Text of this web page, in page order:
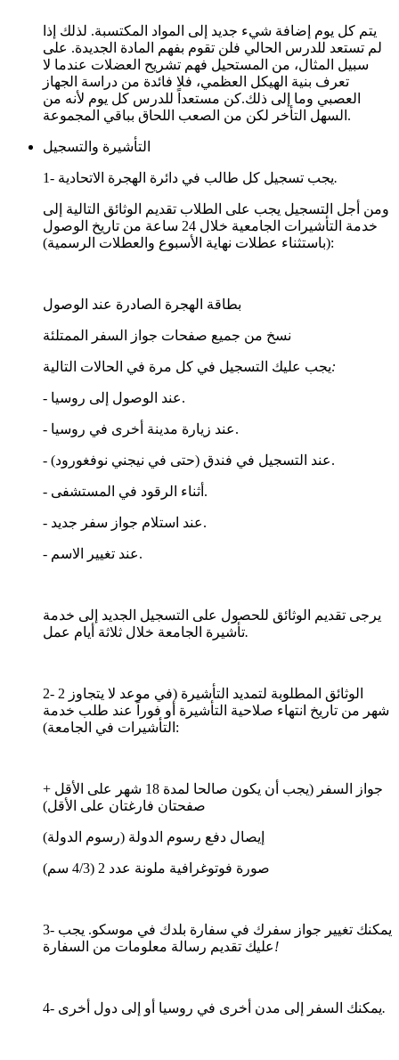
يتم كل يوم إضافة شيء جديد إلى المواد المكتسبة. لذلك إذا
لم تستعد للدرس الحالي فلن تقوم بفهم المادة الجديدة. على
سبيل المثال، من المستحيل فهم تشريح العضلات عندما لا
تعرف بنية الهيكل العظمي، فلا فائدة من دراسة الجهاز
العصبي وما إلى ذلك.كن مستعداً للدرس كل يوم لأنه من
السهل التأخر لكن من الصعب اللحاق بباقي المجموعة.
التأشيرة والتسجيل
1- يجب تسجيل كل طالب في دائرة الهجرة الاتحادية.
ومن أجل التسجيل يجب على الطلاب تقديم الوثائق التالية إلى
خدمة التأشيرات الجامعية خلال 24 ساعة من تاريخ الوصول
(باستثناء عطلات نهاية الأسبوع والعطلات الرسمية):
بطاقة الهجرة الصادرة عند الوصول
نسخ من جميع صفحات جواز السفر الممتلئة
يجب عليك التسجيل في كل مرة في الحالات التالية:
- عند الوصول إلى روسيا.
- عند زيارة مدينة أخرى في روسيا.
- عند التسجيل في فندق (حتى في نيجني نوفغورود).
- أثناء الرقود في المستشفى.
- عند استلام جواز سفر جديد.
- عند تغيير الاسم.
يرجى تقديم الوثائق للحصول على التسجيل الجديد إلى خدمة
تأشيرة الجامعة خلال ثلاثة أيام عمل.
2- الوثائق المطلوبة لتمديد التأشيرة (في موعد لا يتجاوز 2
شهر من تاريخ انتهاء صلاحية التأشيرة أو فوراً عند طلب خدمة
التأشيرات في الجامعة):
جواز السفر (يجب أن يكون صالحا لمدة 18 شهر على الأقل +
صفحتان فارغتان على الأقل)
إيصال دفع رسوم الدولة (رسوم الدولة)
صورة فوتوغرافية ملونة عدد 2 (4/3 سم)
3- يمكنك تغيير جواز سفرك في سفارة بلدك في موسكو. يجب
عليك تقديم رسالة معلومات من السفارة!
4- يمكنك السفر إلى مدن أخرى في روسيا أو إلى دول أخرى.